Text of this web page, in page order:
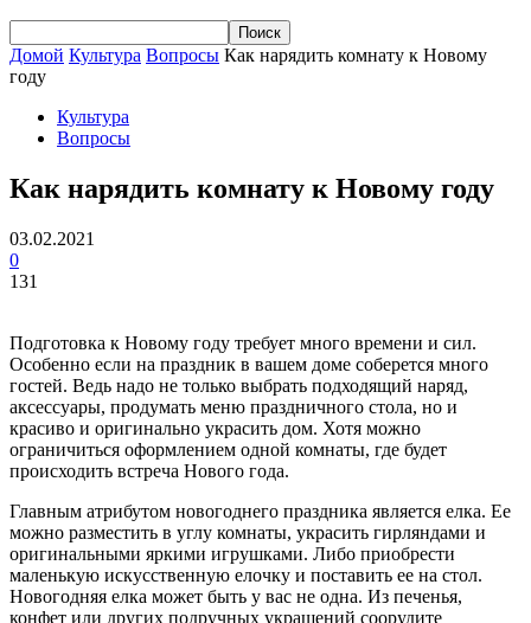
Домой Культура Вопросы Как нарядить комнату к Новому
году
Культура
Вопросы
Как нарядить комнату к Новому году
03.02.2021
0
131
Подготовка к Новому году требует много времени и сил.
Особенно если на праздник в вашем доме соберется много
гостей. Ведь надо не только выбрать подходящий наряд,
аксессуары, продумать меню праздничного стола, но и
красиво и оригинально украсить дом. Хотя можно
ограничиться оформлением одной комнаты, где будет
происходить встреча Нового года.
Главным атрибутом новогоднего праздника является елка. Ее
можно разместить в углу комнаты, украсить гирляндами и
оригинальными яркими игрушками. Либо приобрести
маленькую искусственную елочку и поставить ее на стол.
Новогодняя елка может быть у вас не одна. Из печенья,
конфет или других подручных украшений соорудите